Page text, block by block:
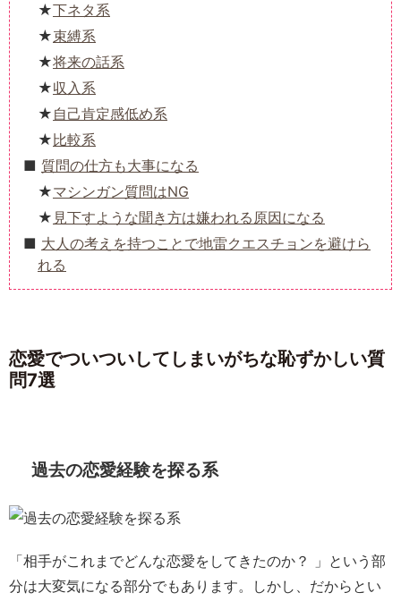
下ネタ系
束縛系
将来の話系
収入系
自己肯定感低め系
比較系
質問の仕方も大事になる
マシンガン質問はNG
見下すような聞き方は嫌われる原因になる
大人の考えを持つことで地雷クエスチョンを避けら
れる
恋愛でついついしてしまいがちな恥ずかしい質
問7選
過去の恋愛経験を探る系
「相手がこれまでどんな恋愛をしてきたのか？ 」という部
分は大変気になる部分でもあります。しかし、だからとい